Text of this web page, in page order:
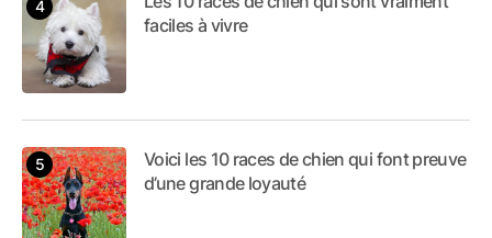
faciles à vivre
Voici les 10 races de chien qui font preuve
d’une grande loyauté